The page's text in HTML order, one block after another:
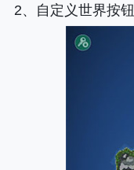
2、 自定义世界按钮